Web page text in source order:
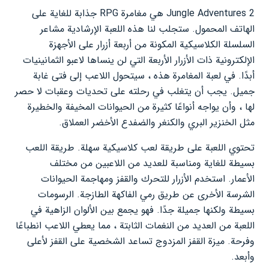
Jungle Adventures 2 هي مغامرة RPG جذابة للغاية على
الهاتف المحمول. ستجلب لنا هذه اللعبة الإرشادية مشاعر
السلسلة الكلاسيكية المكونة من أربعة أزرار على الأجهزة
الإلكترونية ذات الأزرار الأربعة التي لن ينساها لاعبو الثمانينيات
أبدًا. في لعبة المغامرة هذه ، سيتحول اللاعب إلى فتى غابة
جميل. يجب أن يتغلب في رحلته على تحديات وعقبات لا حصر
لها ، وأن يواجه أنواعًا كثيرة من الحيوانات المخيفة والخطيرة
مثل الخنزير البري والكنغر والضفدع الأخضر العملاق.
تحتوي اللعبة على طريقة لعب كلاسيكية سهلة. طريقة اللعب
بسيطة للغاية ومناسبة للعديد من اللاعبين من مختلف
الأعمار. استخدم الأزرار للتحرك والقفز ومهاجمة الحيوانات
الشرسة الأخرى عن طريق رمي الفاكهة الطازجة. الرسومات
بسيطة ولكنها جميلة جدًا. فهو يجمع بين الألوان الزاهية في
اللعبة من العديد من النغمات الثابتة ، مما يعطي اللاعب انطباعًا
وفرحة. ميزة القفز المزدوج تساعد الشخصية على القفز لأعلى
وأبعد.